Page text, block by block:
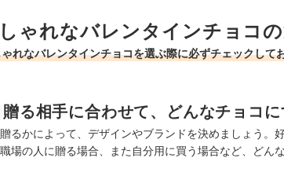
ゃれなバレンタインチョコ
れなバレンタインチョコを選ぶ際に必ずチェックして
贈る相手に合わせて、どんなチョコに
るかによって、デザインやブランドを決めましょう。
場の人に贈る場合、また自分用に買う場合など、どん